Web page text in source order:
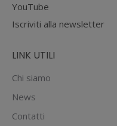
YouTube
Iscriviti alla newsletter
LINK UTILI
Chi siamo
News
Contatti